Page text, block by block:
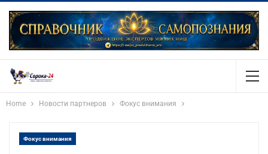
Home Новости партнеров Фокус внимания
Фокус внимания